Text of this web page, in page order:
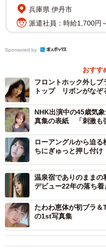
兵庫県 伊丹市
派遣社員：時給1,700円
Sponsored by
おすす
フロントホック外し
トップ リボンがなぞ
NHK出演中の45歳気
真集の表紙 「刺激も
ローアングルから迫
ちにぎゅっと押し付
温泉宿でありのまま
デビュー22年の落ち
たわわ恵体が初ブラ
の1st写真集